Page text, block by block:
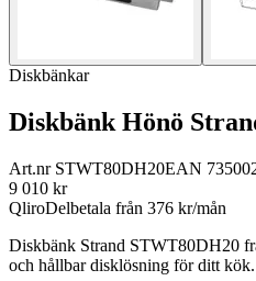
Diskbänkar
Diskbänk Hönö
Art.nr STWT80DH20EAN
9 010 kr
QliroDelbetala från 376 kr/mån
Diskbänk Strand STWT80DH20
och hållbar disklösning för ditt kök.